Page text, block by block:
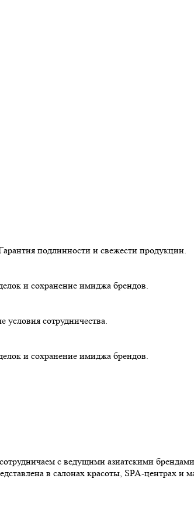
подлинности и свежести продукции.
и сохранение имиджа брендов.
сотрудничества.
и сохранение имиджа брендов.
с ведущими азиатскими
в салонах красоты, SPA-центрах и